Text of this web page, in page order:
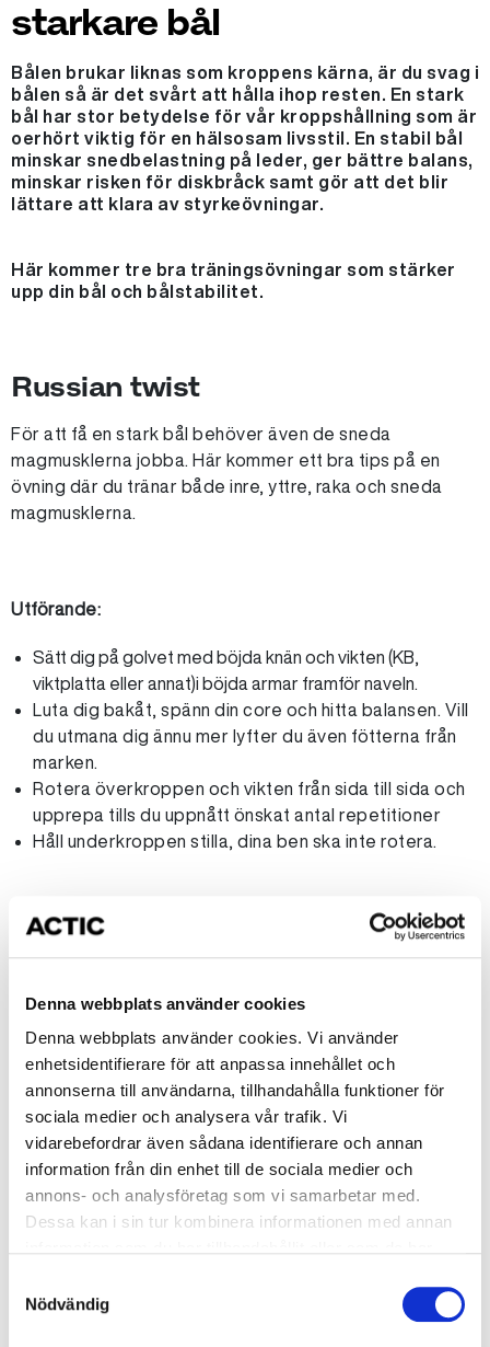
Denna webbplats använder cookies
Denna webbplats använder cookies. Vi använder
enhetsidentifierare för att anpassa innehållet och
annonserna till användarna, tillhandahålla funktioner för
sociala medier och analysera vår trafik. Vi
vidarebefordrar även sådana identifierare och annan
information från din enhet till de sociala medier och
annons- och analysföretag som vi samarbetar med.
Dessa kan i sin tur kombinera informationen med annan
Nödvändig
starkare bål
Bålen brukar liknas som kroppens kärna, är du svag i
bålen så är det svårt att hålla ihop resten. En stark
bål har stor betydelse för vår kroppshållning som är
oerhört viktig för en hälsosam livsstil. En stabil bål
minskar snedbelastning på leder, ger bättre balans,
minskar risken för diskbråck samt gör att det blir
lättare att klara av styrkeövningar.
Här kommer tre bra träningsövningar som stärker
upp din bål och bålstabilitet.
Russian twist
För att få en stark bål behöver även de sneda
magmusklerna jobba. Här kommer ett bra tips på en
övning där du tränar både inre, yttre, raka och sneda
magmusklerna.
Utförande:
Sätt dig på golvet med böjda knän och vikten (KB,
viktplatta eller annat)i böjda armar framför naveln.
Luta dig bakåt, spänn din core och hitta balansen. Vill
du utmana dig ännu mer lyfter du även fötterna från
marken.
Rotera överkroppen och vikten från sida till sida och
upprepa tills du uppnått önskat antal repetitioner
Håll underkroppen stilla, dina ben ska inte rotera.
https://vimeo.com/554170427